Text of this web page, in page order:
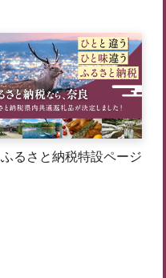
ふるさと納税特設ページ